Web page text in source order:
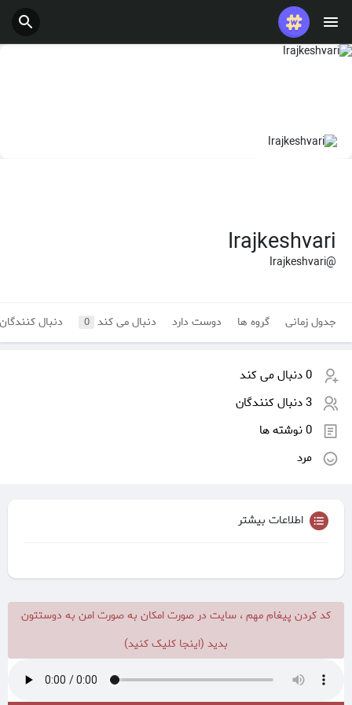
Irajkeshvari
@Irajkeshvari
جدول زمانی گروه ها دوست دارد دنبال می کند 0 دنبال
0 دنبال می کند
3 دنبال کنندگان
0 نوشته ها
مرد
اطلاعات بیشتر
کد کردن پیغام مهم ، سایت در صورت امکان به صورت امن به دوستتون
بدید (اینجا کلیک کنید)